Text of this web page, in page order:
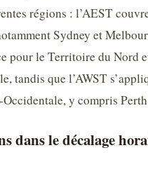
régions : l’AEST
Sydney et
pour le Territoire du Nord
tandis que l’AWST
y compris
dans le décalage